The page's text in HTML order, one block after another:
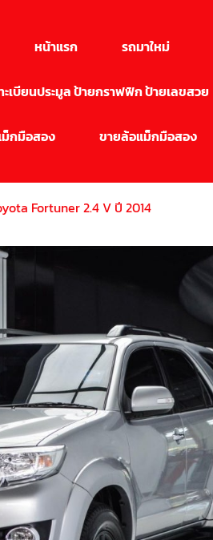
หน้าแรก รถมาใหม่
เบียนประมูล ป้ายกราฟฟิก ป้ายเลขสวย
กมือสอง ขายล้อแม็กมือสอง
Fortuner 2.4 V ปี 2014